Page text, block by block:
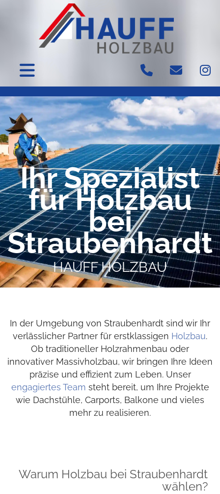
Ihr Spezialist
für Holzbau
bei
Straubenhardt
HAUFF HOLZBAU
In der Umgebung von Straubenhardt sind wir Ihr
verlässlicher Partner für erstklassigen Holzbau.
Ob traditioneller Holzrahmenbau oder
innovativer Massivholzbau, wir bringen Ihre Ideen
präzise und effizient zum Leben. Unser
engagiertes Team steht bereit, um Ihre Projekte
wie Dachstühle, Carports, Balkone und vieles
mehr zu realisieren.
Warum Holzbau bei Straubenhardt
wählen?